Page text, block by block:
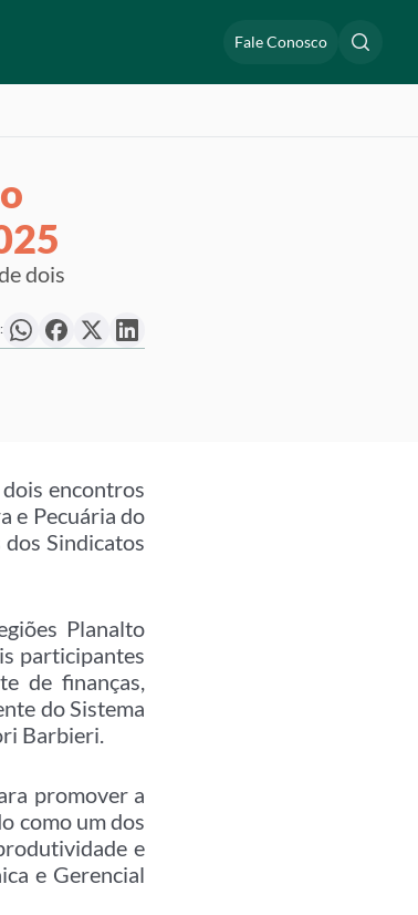
Fale Conosco
dois
encontros
e Pecuária do
Sindicatos
Planalto
participantes
de finanças,
do Sistema
Barbieri.
promover a
como um dos
e
e Gerencial